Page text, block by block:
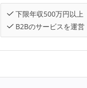
下限年収500万円以上
B2Bのサービスを運営